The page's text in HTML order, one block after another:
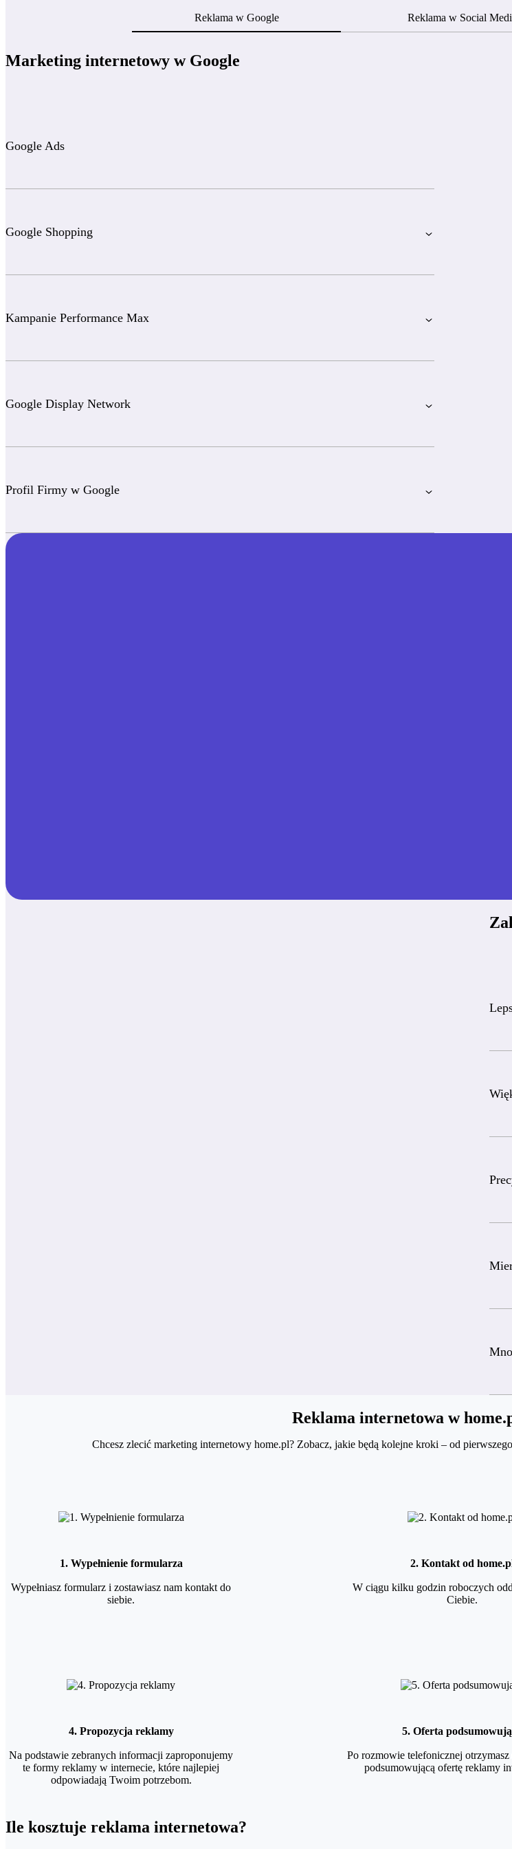
Reklama w Google Reklama w Social
Marketing internetowy w Google
Google Ads
Google Shopping
Kampanie Performance Max
Google Display Network
Profil Firmy w Google
Reklama internetowa w
Chcesz zlecić marketing internetowy home.pl? Zobacz, jakie będą kolejne kroki – od
1. Wypełnienie formularza
Wypełniasz formularz i zostawiasz nam kontakt do
siebie.
2. Kontakt od
W ciągu kilku godzin roboczych
Ciebie.
4. Propozycja reklamy
Na podstawie zebranych informacji zaproponujemy
te formy reklamy w internecie, które najlepiej
odpowiadają Twoim potrzebom.
5. Oferta
Po rozmowie telefonicznej otrzymasz
podsumowującą ofertę reklamy
Ile kosztuje reklama internetowa?